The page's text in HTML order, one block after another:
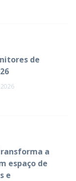
de
a
espaço de
e